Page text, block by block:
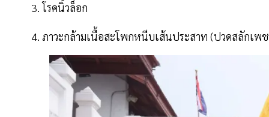
3. โรคนิ้วล็อก
4. ภาวะกล้ามเนื้อสะโพกหนีบเส้นประสาท (ปวดสลักเพ